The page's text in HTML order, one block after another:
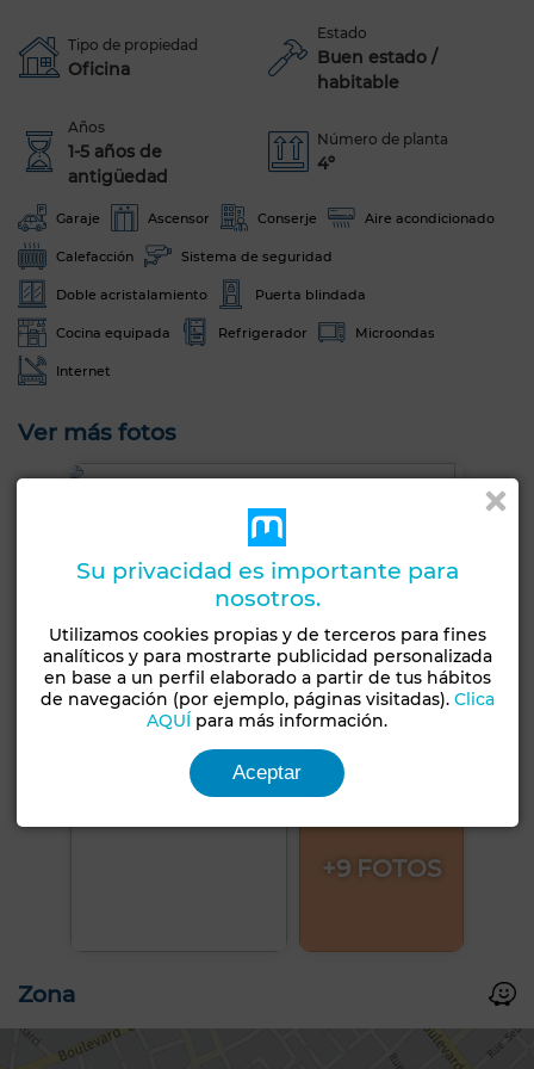
Tipo de propiedad
Oficina
Estado
Buen estado /
habitable
Años
1-5 años de
antigüedad
Número de planta
4º
Garaje Ascensor Conserje Aire acondicionado
Calefacción Sistema de seguridad
Doble acristalamiento Puerta blindada
Cocina equipada Refrigerador Microondas
Internet
Ver más fotos
+9 FOTOS
Zona
Su privacidad es importante para
nosotros.
Utilizamos cookies propias y de terceros para fines
analíticos y para mostrarte publicidad personalizada
en base a un perfil elaborado a partir de tus hábitos
de navegación (por ejemplo, páginas visitadas). Clica
AQUÍ para más información.
Aceptar